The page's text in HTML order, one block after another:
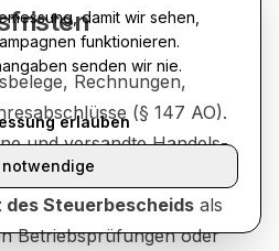
Rechnungen,
(§ 147 AO).
und versandte Handels-
Steuerbescheids als
Betriebsprüfungen oder
damit wir sehen,
funktionieren.
senden wir nie.
notwendige
erlauben